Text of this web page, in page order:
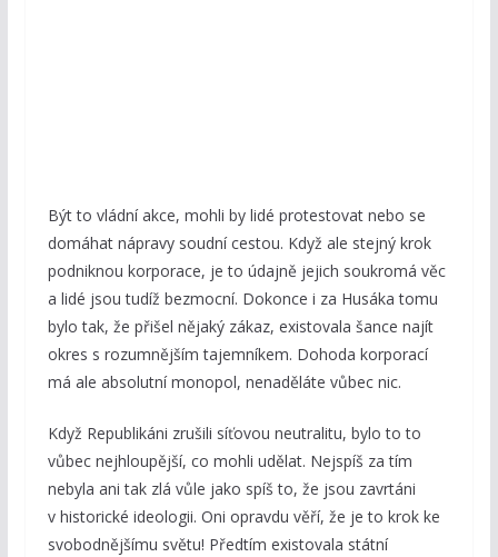
Být to vládní akce, mohli by lidé protestovat nebo se
domáhat nápravy soudní cestou. Když ale stejný krok
podniknou korporace, je to údajně jejich soukromá věc
a lidé jsou tudíž bezmocní. Dokonce i za Husáka tomu
bylo tak, že přišel nějaký zákaz, existovala šance najít
okres s rozumnějším tajemníkem. Dohoda korporací
má ale absolutní monopol, nenaděláte vůbec nic.
Když Republikáni zrušili síťovou neutralitu, bylo to to
vůbec nejhloupější, co mohli udělat. Nejspíš za tím
nebyla ani tak zlá vůle jako spíš to, že jsou zavrtáni
v historické ideologii. Oni opravdu věří, že je to krok ke
svobodnějšímu světu! Předtím existovala státní